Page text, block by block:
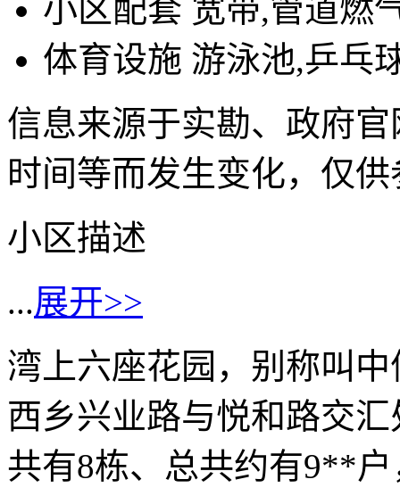
小区配套 宽带,管道燃
体育设施 游泳池,乒乓
信息来源于实勘、政府
时间等而发生变化，仅
小区描述
...展开>>
湾上六座花园，别称叫
西乡兴业路与悦和路交
共有8栋、总共约有9**